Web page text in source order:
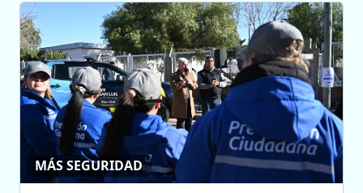
MÁS SEGURIDAD